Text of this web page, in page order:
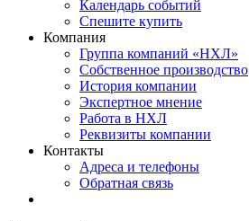
Календарь событий
Спешите купить
Компания
Группа компаний «НХЛ»
Собственное производство
История компании
Экспертное мнение
Работа в НХЛ
Реквизиты компании
Контакты
Адреса и телефоны
Обратная связь